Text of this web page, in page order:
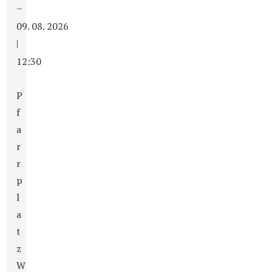
–
09. 08. 2026
|
12:30
P
f
a
r
r
p
l
a
t
z
W